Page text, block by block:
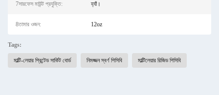
7সারফেস মাউন্ট প্রযুক্তি: হ্যাঁ।
8তামার ওজন: 12oz
Tags:
মাল্টি-লেয়ার প্রিন্টেড সার্কিট বোর্ড নিমজ্জন স্বর্ণ পিসিবি মাল্টিলেয়ার রিজিড পিসিবি